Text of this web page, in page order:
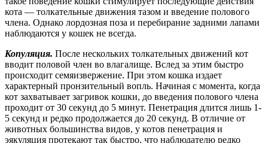
кота — толкательные движения тазом и введение полового
члена. Однако лордозная поза и перебирание задними лапами
наблюдаются у кошек не всегда.
Копуляция. После нескольких толкательных движений кот
вводит половой член во влагалище. Вслед за этим быстро
происходит семяизвержение. При этом кошка издает
характерный пронзительный вопль. Начиная с момента, когда
кот захватывает загривок кошки, до введения полового члена
проходит от 30 секунд до 5 минут. Пенетрация длится лишь 1-
5 секунд и редко продолжается до 20 секунд. В отличие от
животных большинства видов, у котов пенетрация и
эякуляция протекают так быстро, что наблюдателю редко